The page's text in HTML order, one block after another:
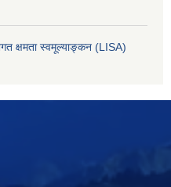
क्षमता स्वमूल्याङ्कन (LISA)